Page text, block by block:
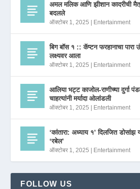
अमल मलिक आणि झीशान कादरीची
बदलले
ऑक्टोबर 1, 2025 Entertainment
बिग बॉस १ :: कॅप्टन फरहानाचा
लक्ष्यवर आला
ऑक्टोबर 1, 2025 Entertainment
आलिया भट्ट काजोल-राणीच्या दुर्गा
चाहत्यांनी मर्यादा ओलांडली
ऑक्टोबर 1, 2025 Entertainment
‘कांतारा: अध्याय १’ दिलजित डोसांझ
‘रबेल’
ऑक्टोबर 1, 2025 Entertainment
FOLLOW US